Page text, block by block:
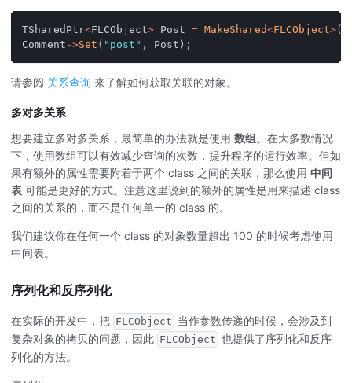
TSharedPtr<FLCObject> Post = MakeShared<FLCObject>(
Comment ->Set ( "post" , Post ) ;
请参阅 关系查询 来了解如何获取关联的对象。
多对多关系
想要建立多对多关系，最简单的办法就是使用 数组。在大多数情况
下，使用数组可以有效减少查询的次数，提升程序的运行效率。但如
果有额外的属性需要附着于两个 class 之间的关联，那么使用 中间
表 可能是更好的方式。注意这里说到的额外的属性是用来描述 class
之间的关系的，而不是任何单一的 class 的。
我们建议你在任何一个 class 的对象数量超出 100 的时候考虑使用
中间表。
序列化和反序列化
在实际的开发中，把 FLCObject 当作参数传递的时候，会涉及到
复杂对象的拷贝的问题，因此 FLCObject 也提供了序列化和反序
列化的方法。